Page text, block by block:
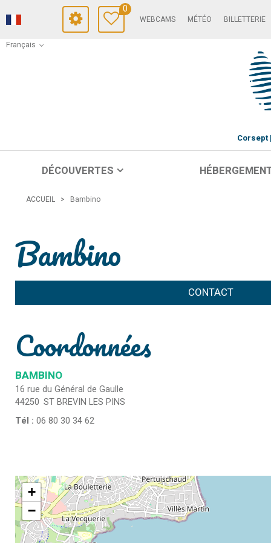
Français
0
WEBCAMS MÉTÉO BILLETTERIE
Corsept
DÉCOUVERTES
ACCUEIL > Bambino
Bambino
CONTACT
Coordonnées
BAMBINO
16 rue du Général de Gaulle
44250 ST BREVIN LES PINS
Tél : 06 80 30 34 62
+
−